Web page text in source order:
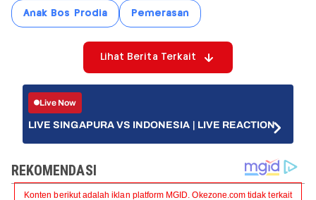
Anak Bos Prodia Pemerasan
Lihat Berita Terkait
Live Now
LIVE SINGAPURA VS INDONESIA | LIVE REACTION